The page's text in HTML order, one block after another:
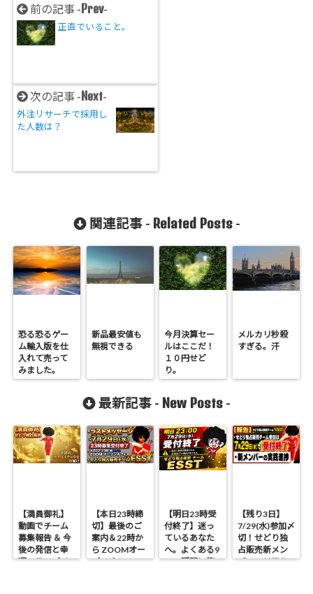
前の記事 -Prev-
正直でいること。
次の記事 -Next-
外注リサーチで採用し
た人数は？
関連記事 - Related Posts-
恐る恐るゲー
ム輸入版を仕
入れて売って
みました。
新品最安値も
無視できる
今月決算セー
ルはここだ！
１０円せど
り。
メルカリ秒殺
すぎる。汗
最新記事 - New Posts -
【満員御礼】
動画でチーム
募集報告 ＆ 今
後の発信と幸
運のラッパイ
【本日23時締
切】最後のご
案内＆22時か
ら ZOOMオー
プンオフィス
【明日23時受
付終了】迷っ
ているあなた
へ。よくある9
つの疑問に答
【残り3日】
7/29(水)参加〆
切！せどり独
占販売新メン
バーのリアル